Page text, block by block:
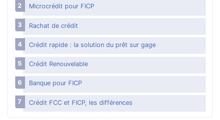
Microcrédit pour FICP
Rachat de crédit
Crédit rapide : la solution du prêt sur gage
Crédit Renouvelable
Banque pour FICP
Crédit FCC et FICP, les différences